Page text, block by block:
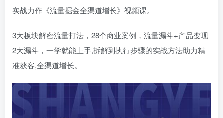
实战力作《流量掘金全渠道增长》视频课。
3大板块解密流量打法，28个商业案例，流量漏斗+产品变现
2大漏斗，一学就能上手,拆解到执行步骤的实战方法助力精
准获客,全渠道增长。